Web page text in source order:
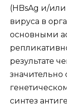
(HBsAg и/
вируса в
основными
результате
синтез